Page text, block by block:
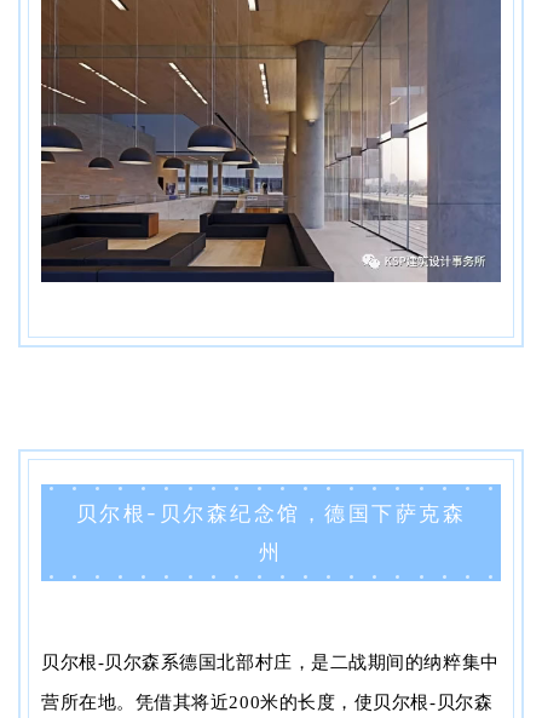
贝尔根-贝尔森纪念馆，德国下萨克森
州
贝尔根-贝尔森系德国北部村庄，是二战期间的纳粹集中
营所在地。凭借其将近200米的长度，使贝尔根-贝尔森